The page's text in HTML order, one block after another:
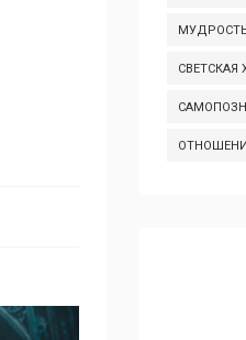
СВЕТСКАЯ